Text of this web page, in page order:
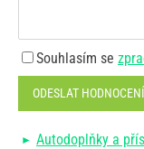
Souhlasím se
ODESLAT HODNOCENÍ
Autodoplňky a